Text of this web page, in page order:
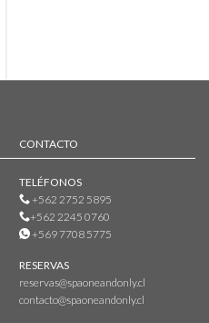
CONTACTO
TELÉFONOS
+562 2752 5895
+562 2245 0760
+569 7708 5775
RESERVAS
reservas@spaoneandonly.cl
contacto@spaoneandonly.cl